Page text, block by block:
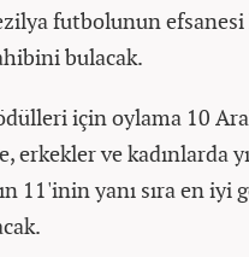
futbolunun efsanesi
bulacak.
için oylama 10
erkekler ve kadınlarda
11'inin yanı sıra en